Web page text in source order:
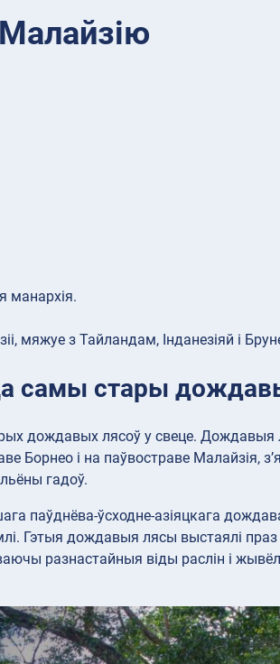
манархія.
мяжуе з Тайландам, Інданезіяй і
самы стары
дождавых лясоў у свеце. Дождавыя
Борнео і на паўвостраве Малайзія,
гадоў.
паўднёва-ўсходне-азіяцкага
Гэтыя дождавыя лясы выстаялі праз
разнастайныя віды раслін і